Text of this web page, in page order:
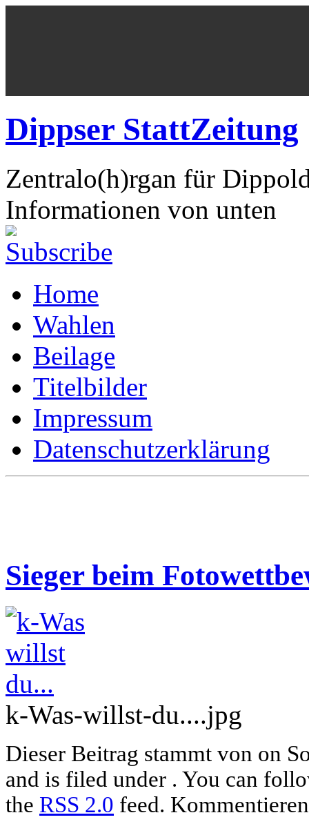
Dippser StattZeitung
Zentralo(h)rgan für
Informationen von unten
Home
Wahlen
Beilage
Titelbilder
Impressum
Datenschutzerklärung
Sieger beim
k-Was-willst-du....jpg
Dieser Beitrag stammt von on
and is filed under . You can
the RSS 2.0 feed.